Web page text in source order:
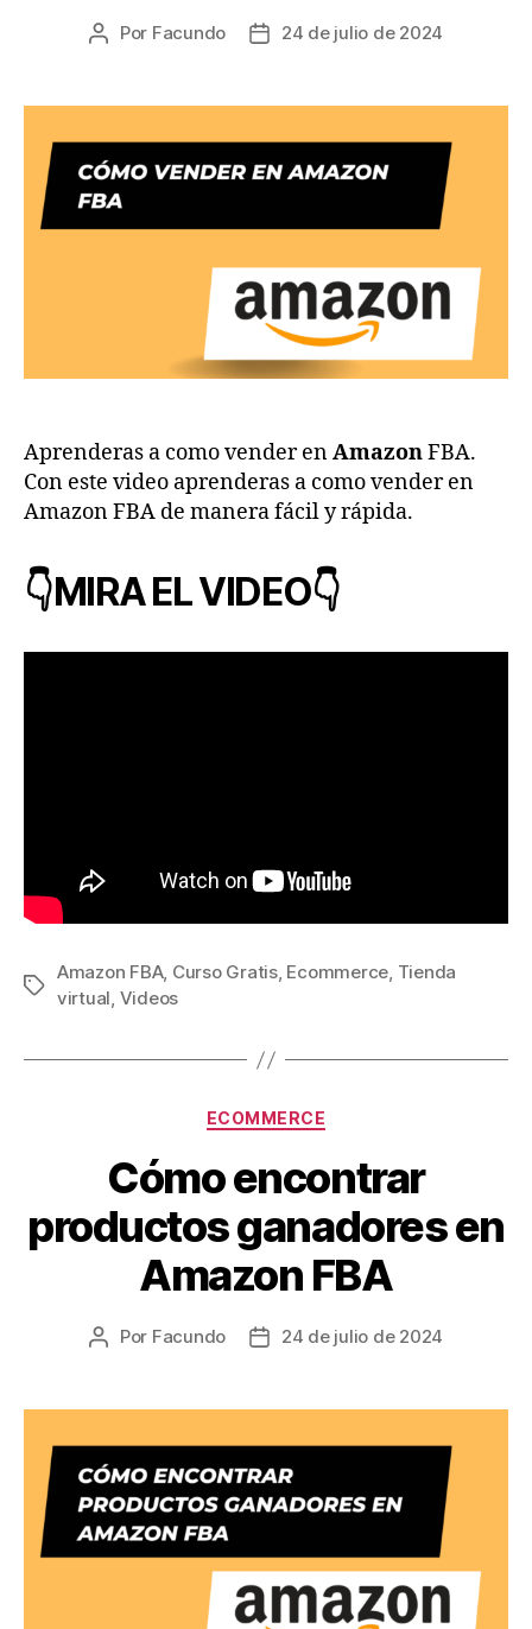
Autor
entrada
Por Facundo
Fecha
entrada
24 de julio de 2024
Aprenderas a como vender enAmazonFBA.
Con este video aprenderas a como vender en
Amazon FBA de manera fácil y rápida.
👇MIRA EL VIDEO👇
Etiquetas
Amazon FBA, Curso Gratis, Ecommerce, Tienda
virtual, Videos
Categorías
ECOMMERCE
Cómo encontrar
productos ganadores en
Amazon FBA
Autor
entrada
Por Facundo
Fecha
entrada
24 de julio de 2024